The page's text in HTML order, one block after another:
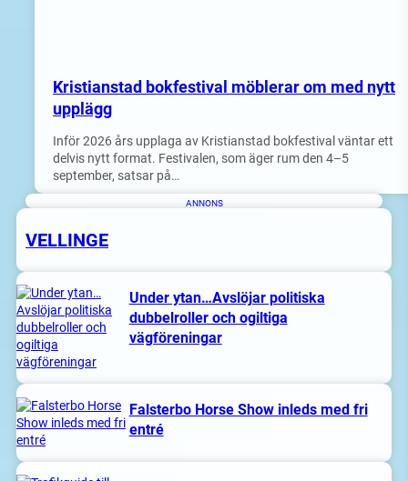
Kristianstad bokfestival möblerar om med nytt
upplägg
Inför 2026 års upplaga av Kristianstad bokfestival väntar ett
delvis nytt format. Festivalen, som äger rum den 4–5
september, satsar på…
ANNONS
VELLINGE
Under ytan…Avslöjar politiska
dubbelroller och ogiltiga
vägföreningar
Falsterbo Horse Show inleds med fri
entré